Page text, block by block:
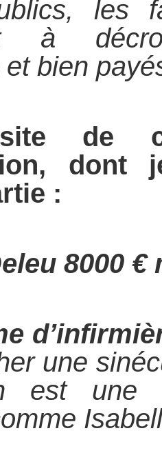
les
à
bien
de
:
8000 €
une
est une